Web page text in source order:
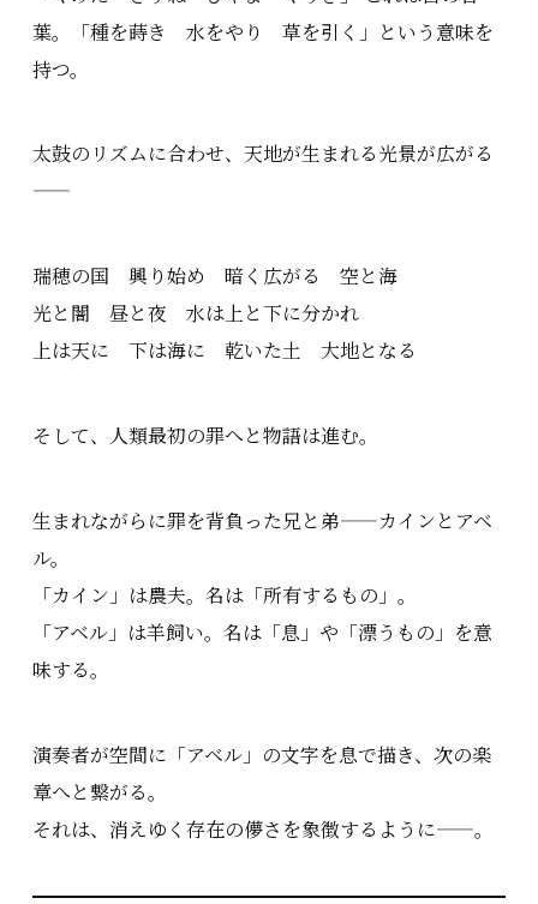
葉。「種を蒔き 水をやり 草を引く」という意味を
持つ。
太鼓のリズムに合わせ、天地が生まれる光景が広がる
——
瑞穂の国 興り始め 暗く広がる 空と海
光と闇 昼と夜 水は上と下に分かれ
上は天に 下は海に 乾いた土 大地となる
そして、人類最初の罪へと物語は進む。
生まれながらに罪を背負った兄と弟——カインとアベ
ル。
「カイン」は農夫。名は「所有するもの」。
「アベル」は羊飼い。名は「息」や「漂うもの」を意
味する。
演奏者が空間に「アベル」の文字を息で描き、次の楽
章へと繋がる。
それは、消えゆく存在の儚さを象徴するように——。